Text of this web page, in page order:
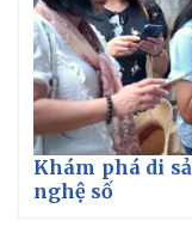
Khám phá di
nghệ số